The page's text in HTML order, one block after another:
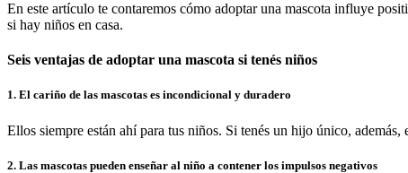
En este artículo te contaremos cómo adoptar una mascota influye
si hay niños en casa.
Seis ventajas de adoptar una mascota si tenés niños
1. El cariño de las mascotas es incondicional y duradero
Ellos siempre están ahí para tus niños. Si tenés un hijo único,
2. Las mascotas pueden enseñar al niño a contener los impulsos negativos